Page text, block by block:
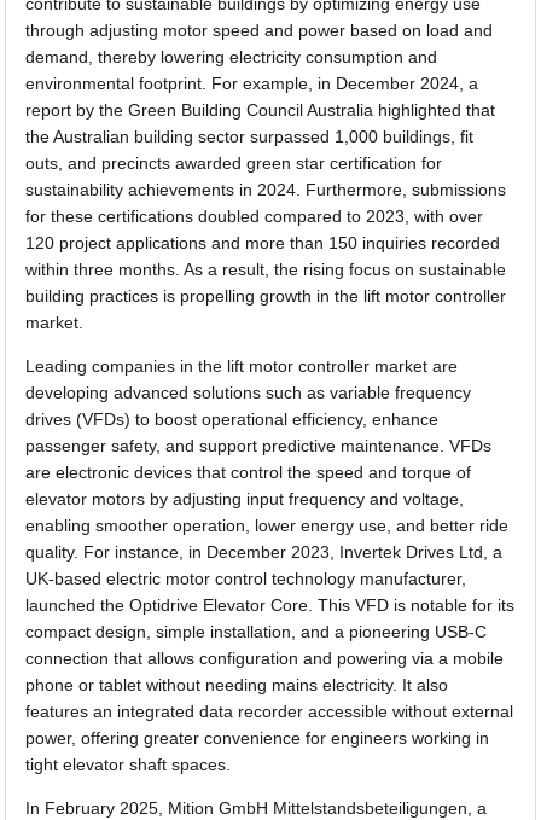
through adjusting motor speed and power based on load and
demand, thereby lowering electricity consumption and
environmental footprint. For example, in December 2024, a
report by the Green Building Council Australia highlighted that
the Australian building sector surpassed 1,000 buildings, fit
outs, and precincts awarded green star certification for
sustainability achievements in 2024. Furthermore, submissions
for these certifications doubled compared to 2023, with over
120 project applications and more than 150 inquiries recorded
within three months. As a result, the rising focus on sustainable
building practices is propelling growth in the lift motor controller
market.
Leading companies in the lift motor controller market are
developing advanced solutions such as variable frequency
drives (VFDs) to boost operational efficiency, enhance
passenger safety, and support predictive maintenance. VFDs
are electronic devices that control the speed and torque of
elevator motors by adjusting input frequency and voltage,
enabling smoother operation, lower energy use, and better ride
quality. For instance, in December 2023, Invertek Drives Ltd, a
UK-based electric motor control technology manufacturer,
launched the Optidrive Elevator Core. This VFD is notable for its
compact design, simple installation, and a pioneering USB-C
connection that allows configuration and powering via a mobile
phone or tablet without needing mains electricity. It also
features an integrated data recorder accessible without external
power, offering greater convenience for engineers working in
tight elevator shaft spaces.
In February 2025, Mition GmbH Mittelstandsbeteiligungen, a